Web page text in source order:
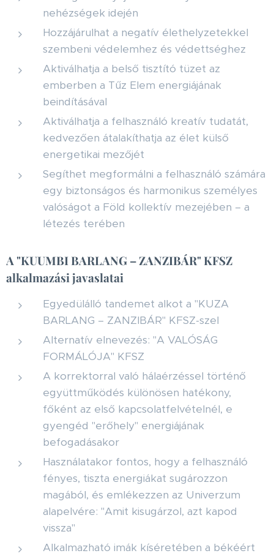
nehézségek idején
Hozzájárulhat a negatív élethelyzetekkel
szembeni védelemhez és védettséghez
Aktiválhatja a belső tisztító tüzet az
emberben a Tűz Elem energiájának
beindításával
Aktiválhatja a felhasználó kreatív tudatát,
kedvezően átalakíthatja az élet külső
energetikai mezőjét
Segíthet megformálni a felhasználó számára
egy biztonságos és harmonikus személyes
valóságot a Föld kollektív mezejében – a
létezés terében
A "KUUMBI BARLANG – ZANZIBÁR" KFSZ
alkalmazási javaslatai
Egyedülálló tandemet alkot a "KUZA
BARLANG – ZANZIBÁR" KFSZ-szel
Alternatív elnevezés: "A VALÓSÁG
FORMÁLÓJA" KFSZ
A korrektorral való hálaérzéssel történő
együttműködés különösen hatékony,
főként az első kapcsolatfelvételnél, e
gyengéd "erőhely" energiájának
befogadásakor
Használatakor fontos, hogy a felhasználó
fényes, tiszta energiákat sugározzon
magából, és emlékezzen az Univerzum
alapelvére: "Amit kisugárzol, azt kapod
vissza"
Alkalmazható imák kíséretében a békéért